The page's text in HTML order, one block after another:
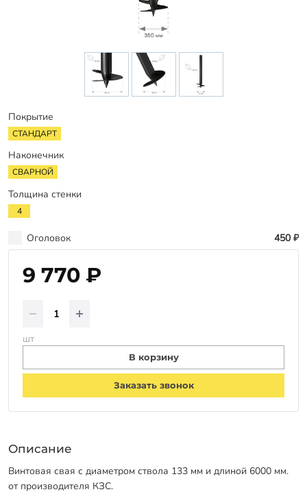
Заказать звонок
Покрытие
СТАНДАРТ
Наконечник
СВАРНОЙ
Толщина стенки
4
Оголовок 450 ₽
9 770 ₽
шт
В корзину
Заказать звонок
Описание
Винтовая свая с диаметром ствола 133 мм и длиной 6000 мм.
от производителя КЗС.